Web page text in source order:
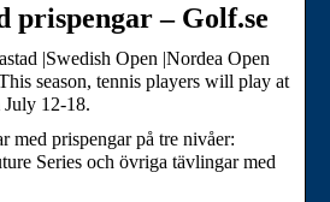
prispengar – Golf.se
|Swedish Open |Nordea Open
season, tennis players will play at
12-18.
med prispengar på tre nivåer:
Series och övriga tävlingar med